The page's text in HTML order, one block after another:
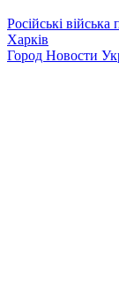
Російські
Харків
Город Новости